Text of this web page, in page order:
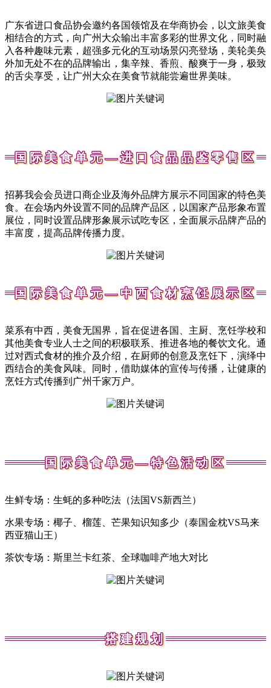
广东省进口食品协会邀约各国领馆及在华商协会，以文旅美食
相结合的方式，向广州大众输出丰富多彩的世界文化，同时融
入各种趣味元素，超强多元化的互动场景闪亮登场，美轮美奂
外加无处不在的品牌输出，集辛辣、香煎、酸爽于一身，极致
的舌尖享受，让广州大众在美食节就能尝遍世界美味。
国际美食单元—进口食品品鉴零售区
招募我会会员进口商企业及海外品牌方展示不同国家的特色美
食。在会场内外设置不同的品牌产品区，以国家产品形象布置
展位，同时设置品牌形象展示试吃专区，全面展示品牌产品的
丰富度，提高品牌传播力度。
国际美食单元—中西食材烹饪展示区
菜系有中西，美食无国界，旨在促进各国、主厨、烹饪学校和
其他美食专业人士之间的积极联系、推进各地的餐饮文化。通
过对西式食材的推介及介绍，在厨师的创意及烹饪下，演绎中
西结合的美食风味。同时，借助媒体的宣传与传播，让健康的
烹饪方式传播到广州千家万户。
国际美食单元—特色活动区
生鲜专场：生蚝的多种吃法（法国VS新西兰）
水果专场：椰子、榴莲、芒果知识知多少（泰国金枕VS马来
西亚猫山王）
茶饮专场：斯里兰卡红茶、全球咖啡产地大对比
搭建规划